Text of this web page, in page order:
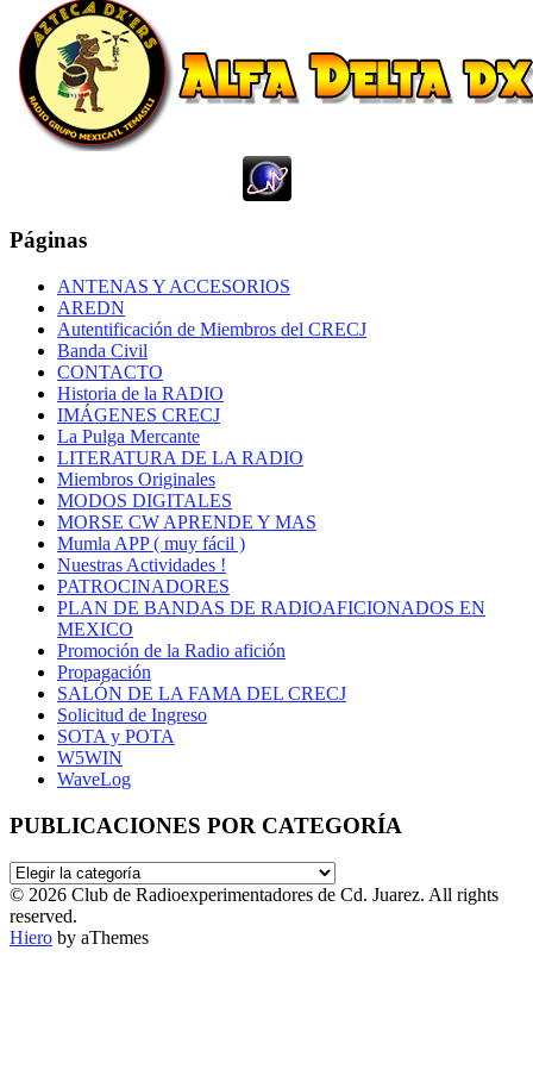
Páginas
ANTENAS Y ACCESORIOS
AREDN
Autentificación de Miembros del CRECJ
Banda Civil
CONTACTO
Historia de la RADIO
IMÁGENES CRECJ
La Pulga Mercante
LITERATURA DE LA RADIO
Miembros Originales
MODOS DIGITALES
MORSE CW APRENDE Y MAS
Mumla APP ( muy fácil )
Nuestras Actividades !
PATROCINADORES
PLAN DE BANDAS DE RADIOAFICIONADOS EN
MEXICO
Promoción de la Radio afición
Propagación
SALÓN DE LA FAMA DEL CRECJ
Solicitud de Ingreso
SOTA y POTA
W5WIN
WaveLog
PUBLICACIONES POR CATEGORÍA
PUBLICACIONES
POR
CATEGORÍA
© 2026 Club de Radioexperimentadores de Cd. Juarez. All rights
reserved.
Hiero by aThemes